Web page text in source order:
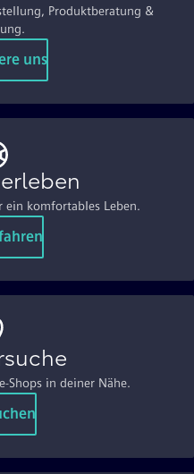
Produktberatung &
uns
ein komfortables Leben.
Shops in deiner Nähe.